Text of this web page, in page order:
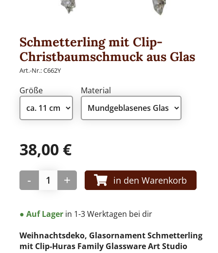
Weihnachtsmänner
Kinderwelt
Mini Formen und Figuren
Huras Family
WEIHNACHTSKUGELN
Weihnachtskugel modern aus Glas
Schmetterling mit Clip-
Christbaumschmuck aus Glas
Art.-Nr.:C662Y
Größe Material
38,00 €
- + in den Warenkorb
● Auf Lager in 1-3 Werktagen bei dir
Weihnachtsdeko, Glasornament Schmetterling
mit Clip-Huras Family Glassware Art Studio